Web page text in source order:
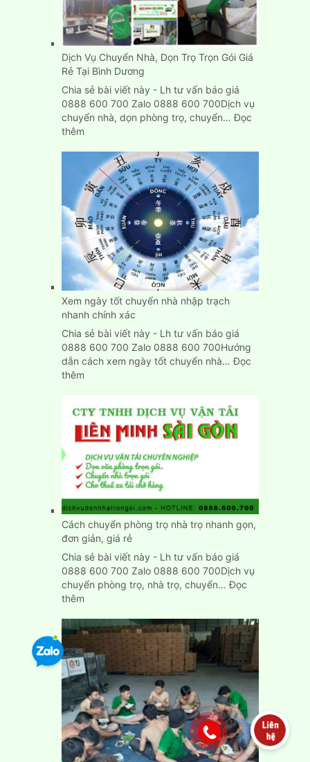
Dịch Vụ Chuyển Nhà, Dọn Trọ Trọn Gói Giá
Rẻ Tại Bình Dương
Chia sẻ bài viết này - Lh tư vấn báo giá
0888 600 700 Zalo 0888 600 700Dịch vụ
chuyển nhà, dọn phòng trọ, chuyển…Đọc
thêm:
Chuyển
Nhà,
Dọn
Trọ
Trọn
Gói
Giá
Rẻ
Tại
Bình
Dương
Xem ngày tốt chuyển nhà nhập trạch
nhanh chính xác
Chia sẻ bài viết này - Lh tư vấn báo giá
0888 600 700 Zalo 0888 600 700Hướng
dẫn cách xem ngày tốt chuyển nhà…Đọc
thêm:
tốt
chuyển
nhà
nhập
trạch
nhanh
chính
xác
Cách chuyển phòng trọ nhà trọ nhanh gọn,
đơn giản, giá rẻ
Chia sẻ bài viết này - Lh tư vấn báo giá
0888 600 700 Zalo 0888 600 700Dịch vụ
chuyển phòng trọ, nhà trọ, chuyển…Đọc
thêm:
chuyển
phòng
trọ
nhà
trọ
nhanh
gọn,
đơn
giản,
giá